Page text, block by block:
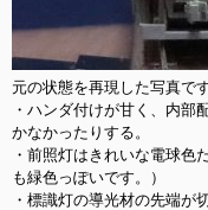
元の状態を再現した写真です
・ハンダ付けが甘く、内部
かなかったりする。
・前照灯はきれいな電球色
も緑色っぽいです。）
・標識灯の導光材の先端が